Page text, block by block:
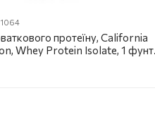
протеїну, California
Whey Protein Isolate, 1 фунт